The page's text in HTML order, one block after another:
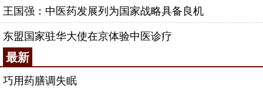
王国强：中医药发展列为国家战略具备良机
东盟国家驻华大使在京体验中医诊疗
最新
巧用药膳调失眠